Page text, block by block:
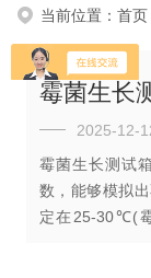
当前位置：首页
2025-12-
霉菌生长测试
数，能够模拟
定在25-30℃(